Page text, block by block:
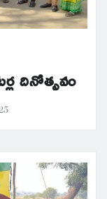
దినోత్సవం